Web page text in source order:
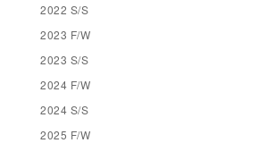
2022 S/S
2023 F/W
2023 S/S
2024 F/W
2024 S/S
2025 F/W